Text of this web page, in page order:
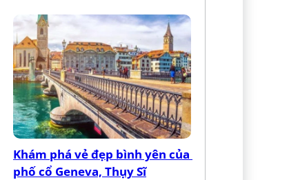
Khám phá vẻ đẹp bình yên của
phố cổ Geneva, Thụy Sĩ